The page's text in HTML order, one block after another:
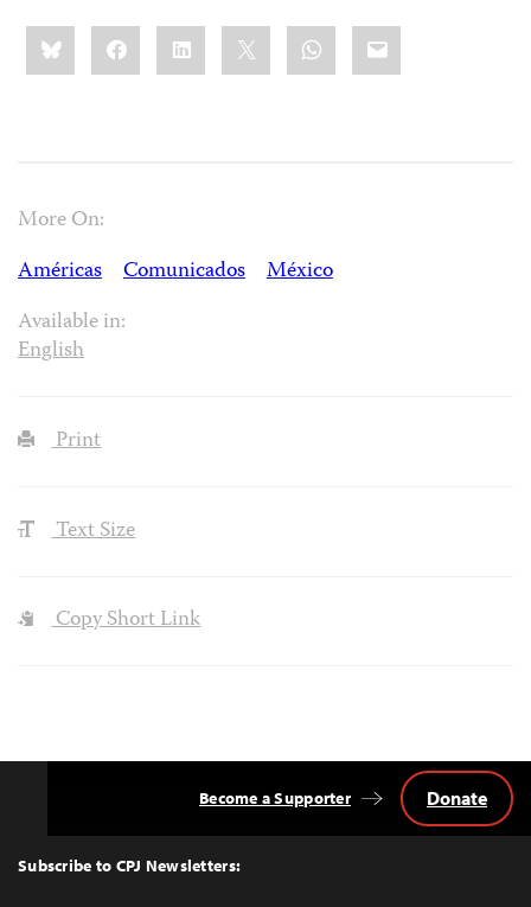
Share
this:BlueskyFacebookLinkedIn WhatsApp
Email
More On:
Américas
Comunicados
México
Available in:
English
Print
Text Size
Copy Short Link
Top
Subscribe to CPJ Newsletters:
Become a Supporter Donate